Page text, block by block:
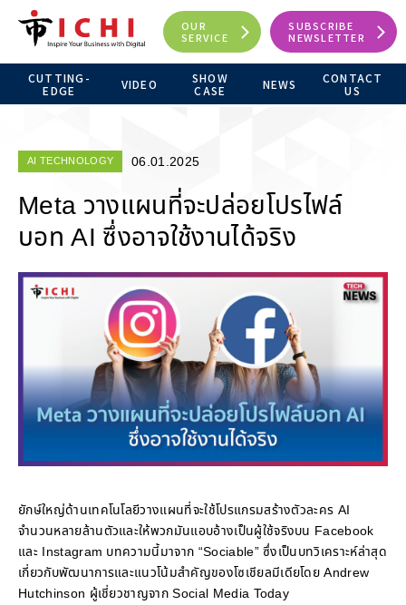
OUR
SERVICE
SUBSCRIBE
NEWSLETTER
CUTTING-
EDGE
VIDEO
SHOW
CASE
NEWS
CONTACT
US
AI TECHNOLOGY 06.01.2025
Meta วางแผนที่จะปล่อยโปรไฟล์
บอท AI ซึ่งอาจใช้งานได้จริง
ยักษ์ใหญ่ด้านเทคโนโลยีวางแผนที่จะใช้โปรแกรมสร้างตัวละคร AI
จำนวนหลายล้านตัวและให้พวกมันแอบอ้างเป็นผู้ใช้จริงบน Facebook
และ Instagram บทความนี้มาจาก “Sociable” ซึ่งเป็นบทวิเคราะห์ล่าสุด
เกี่ยวกับพัฒนาการและแนวโน้มสำคัญของโซเชียลมีเดียโดย Andrew
Hutchinson ผู้เชี่ยวชาญจาก Social Media Today